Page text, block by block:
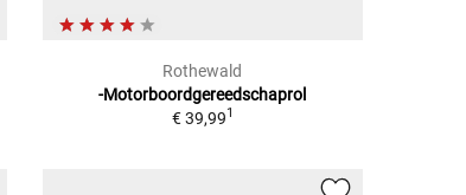
Rothewald
-Motorboordgereedschaprol
€ 39,991